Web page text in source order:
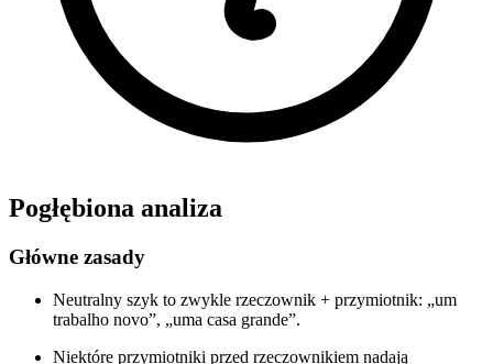
Pogłębiona analiza
Główne zasady
Neutralny szyk to zwykle rzeczownik + przymiotnik: „um
trabalho novo”, „uma casa grande”.
Niektóre przymiotniki przed rzeczownikiem nadają